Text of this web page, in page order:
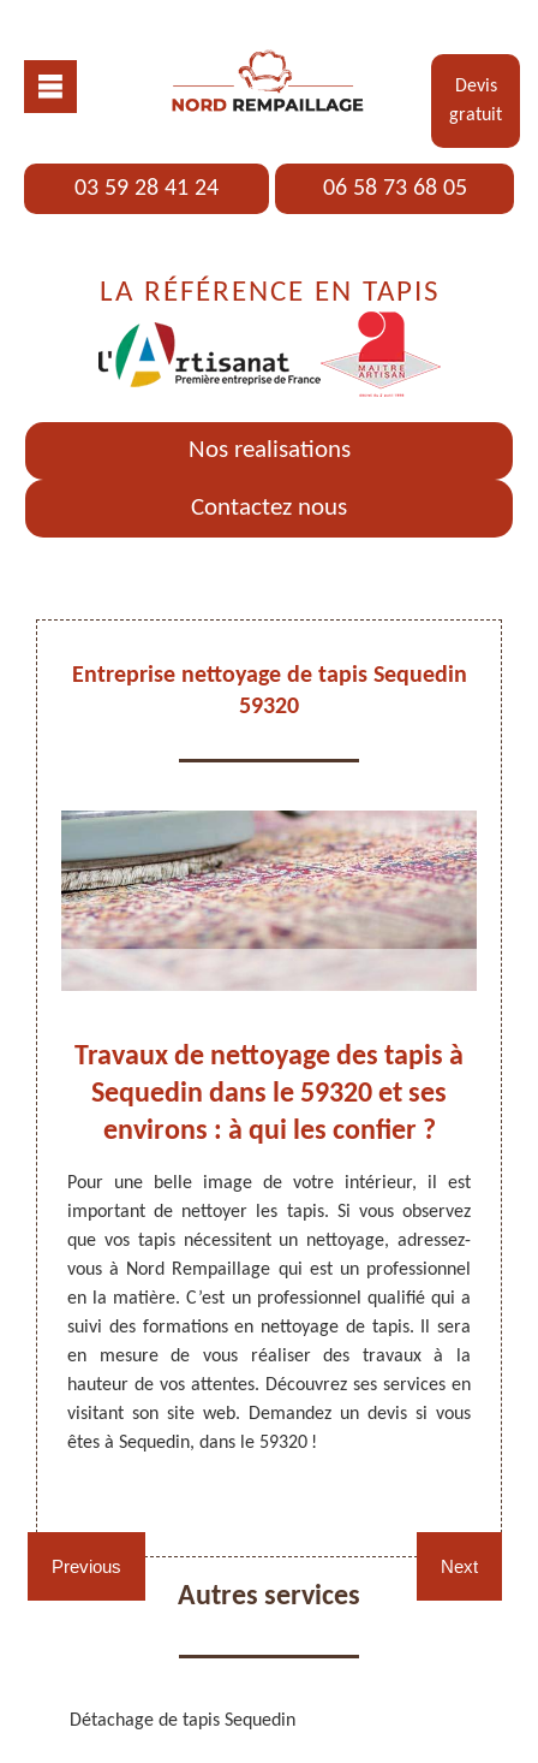
Devis
gratuit
03 59 28 41 24 06 58 73 68 05
LA RÉFÉRENCE EN TAPIS
Nos realisations
Contactez nous
ARTISAN DEZITTER , REMPAILLAGE -
CANNAGE - RECOLLAGE, 59 NORD
chaises et sièges 59
Cannage fauteuil, chaises
et sièges 59
Entreprise nettoyage de tapis Sequedin
59320
Previous
et
ils
vous
de
le et
si
Travaux de nettoyage des tapis à
Sequedin dans le 59320 et ses
environs : à qui les confier ?
Pour une belle image de votre intérieur, il est
important de nettoyer les tapis. Si vous observez
que vos tapis nécessitent un nettoyage, adressez-
vous à Nord Rempaillage qui est un professionnel
en la matière. C’est un professionnel qualifié qui a
suivi des formations en nettoyage de tapis. Il sera
en mesure de vous réaliser des travaux à la
hauteur de vos attentes. Découvrez ses services en
visitant son site web. Demandez un devis si vous
êtes à Sequedin, dans le 59320 !
Les
vous
vos
des
de
n’en
Next
Autres services
Détachage de tapis Sequedin